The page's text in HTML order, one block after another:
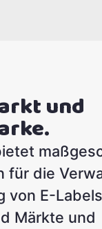
und
für die
von E-
Märkte und